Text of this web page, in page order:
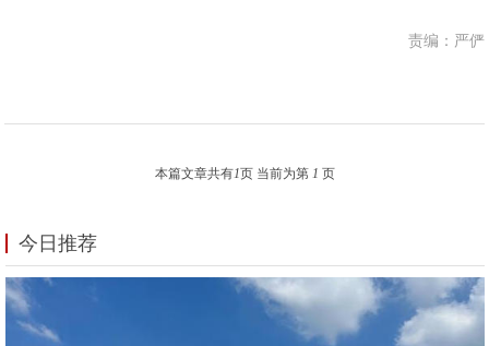
责编：严俨
本篇文章共有1页 当前为第 1 页
今日推荐